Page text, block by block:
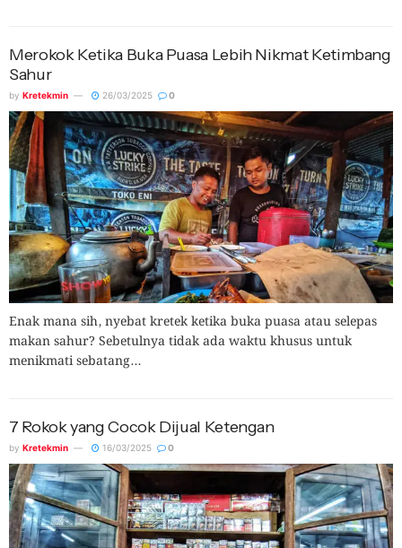
Merokok Ketika Buka Puasa Lebih Nikmat Ketimbang
Sahur
by Kretekmin 26/03/2025 0
Enak mana sih, nyebat kretek ketika buka puasa atau selepas
makan sahur? Sebetulnya tidak ada waktu khusus untuk
menikmati sebatang...
7 Rokok yang Cocok Dijual Ketengan
by Kretekmin 16/03/2025 0